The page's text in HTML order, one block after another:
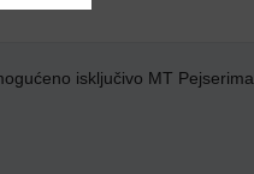
isključivo MT Pejserima.